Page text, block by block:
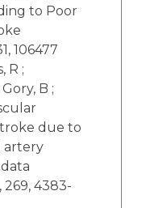
to Poor
106477
R ;
B ;
due to
artery
269, 4383-